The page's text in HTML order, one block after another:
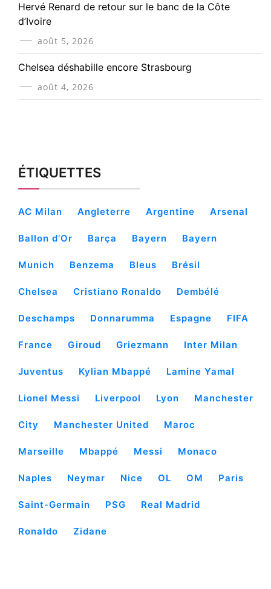
Hervé Renard de retour sur le banc de la Côte
d’Ivoire
août 5, 2026
Chelsea déshabille encore Strasbourg
août 4, 2026
ÉTIQUETTES
AC Milan Angleterre Argentine Arsenal
Ballon d’Or Barça Bayern Bayern
Munich Benzema Bleus Brésil
Chelsea Cristiano Ronaldo Dembélé
Deschamps Donnarumma Espagne FIFA
France Giroud Griezmann Inter Milan
Juventus Kylian Mbappé Lamine Yamal
Lionel Messi Liverpool Lyon Manchester
City Manchester United Maroc
Marseille Mbappé Messi Monaco
Naples Neymar Nice OL OM Paris
Saint-Germain PSG Real Madrid
Ronaldo Zidane